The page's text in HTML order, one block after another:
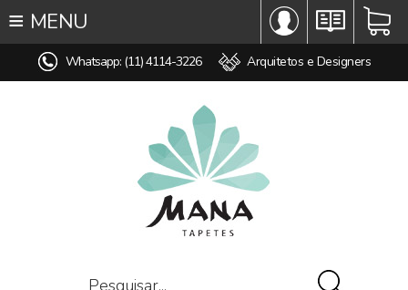
∞ TODOS OS TAPETES
♥ TAPETES SOB MEDIDA
≡ MENU
Whatsapp: (11) 4114-3226 Arquitetos e Designers